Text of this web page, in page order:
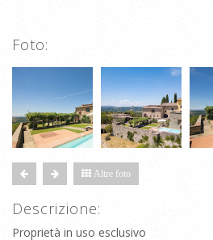
Foto:
Altre foto
Descrizione:
Proprietà in uso esclusivo